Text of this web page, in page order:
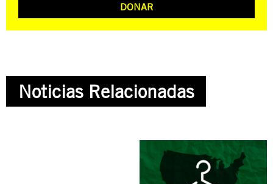
DONAR
Noticias Relacionadas